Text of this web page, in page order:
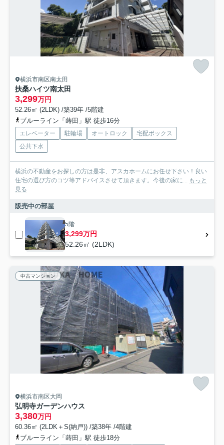
横浜市南区南太田
扶桑ハイツ南太田
3,299万円
52.26㎡ (2LDK) /築39年 /5階建
ブルーライン「蒔田」駅 徒歩16分
エレベーター 駐輪場 オートロック
宅配ボックス
公共下水
横浜の不動産をお探しの方は是非、アスカホームにお任せ下さい！良い
住宅の選び方のコツ等アドバイスさせて頂きます。今後の家に... もっと
見る
販売中の部屋
5階
3,299万円
52.26㎡ (2LDK)
中古マンション
横浜市南区大岡
弘明寺ガーデンハウス
3,380万円
60.36㎡ (2LDK＋S(納戸)) /築38年 /4階建
ブルーライン「蒔田」駅 徒歩18分